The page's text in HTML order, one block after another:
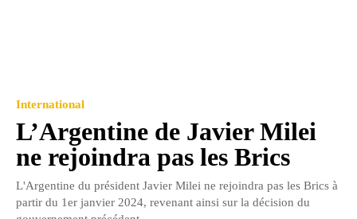
International
L’Argentine de Javier Milei
ne rejoindra pas les Brics
L'Argentine du président Javier Milei ne rejoindra pas les Brics à
partir du 1er janvier 2024, revenant ainsi sur la décision du